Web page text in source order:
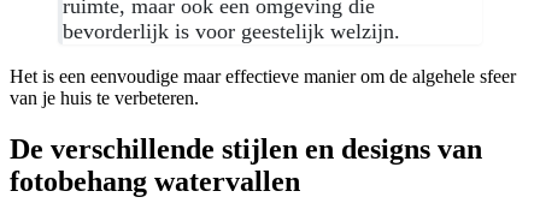
ruimte, maar ook een omgeving die
bevorderlijk is voor geestelijk welzijn.
Het is een eenvoudige maar effectieve manier om de algehele sfeer
van je huis te verbeteren.
De verschillende stijlen en designs van
fotobehang watervallen